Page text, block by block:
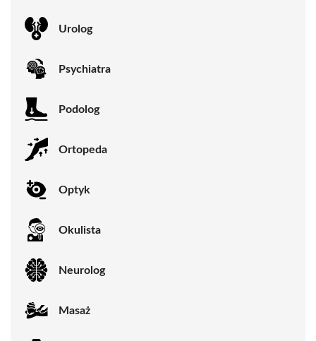
Urolog
Psychiatra
Podolog
Ortopeda
Optyk
Okulista
Neurolog
Masaż